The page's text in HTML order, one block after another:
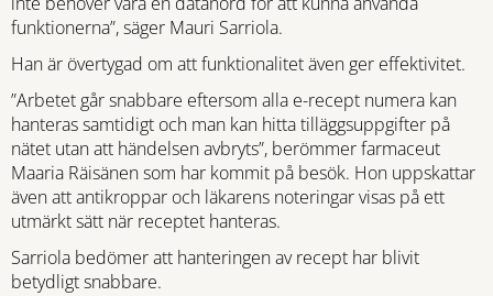
funktionerna”, säger Mauri Sarriola.
Han är övertygad om att funktionalitet även ger effektivitet.
”Arbetet går snabbare eftersom alla e-recept numera kan
hanteras samtidigt och man kan hitta tilläggsuppgifter på
nätet utan att händelsen avbryts”, berömmer farmaceut
Maaria Räisänen som har kommit på besök. Hon uppskattar
även att antikroppar och läkarens noteringar visas på ett
utmärkt sätt när receptet hanteras.
Sarriola bedömer att hanteringen av recept har blivit
betydligt snabbare.